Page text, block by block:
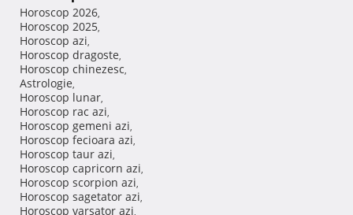
Horoscop 2026,
Horoscop 2025,
Horoscop azi,
Horoscop dragoste,
Horoscop chinezesc,
Astrologie,
Horoscop lunar,
Horoscop rac azi,
Horoscop gemeni azi,
Horoscop fecioara azi,
Horoscop taur azi,
Horoscop capricorn azi,
Horoscop scorpion azi,
Horoscop sagetator azi,
Horoscop varsator azi,